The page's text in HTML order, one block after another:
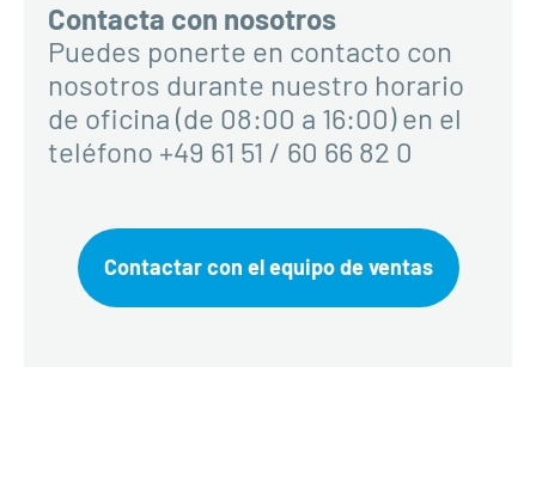
Contacta con nosotros
Puedes ponerte en contacto con
nosotros durante nuestro horario
de oficina (de 08:00 a 16:00) en el
teléfono +49 61 51 / 60 66 82 0
Contactar con el equipo de ventas